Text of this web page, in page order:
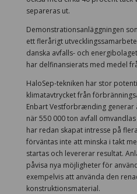
separeras ut.
Demonstrationsanläggningen
ett flerårigt
danska avfalls- och
har delfinansierats med medel
HaloSep-tekniken har stor
klimatavtrycket från
Enbart Vestforbrænding generar
när 550 000 ton avfall
har redan skapat intresse på
förväntas inte att minska i takt
startas och levererar resultat.
påvisa nya möjligheter för
exempelvis att använda den
konstruktionsmaterial.